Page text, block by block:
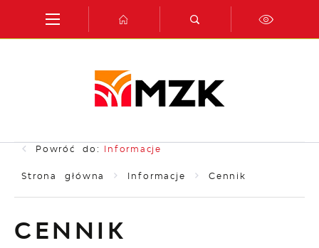
Przejdź do menu.
Przejdź do wyszukiwarki.
Przejdź do treści.
Przejdź do ustawień wielkości czcionki.
Włącz wersję kontrastową strony.
Powróć do: Informacje
Strona główna Informacje Cennik
CENNIK